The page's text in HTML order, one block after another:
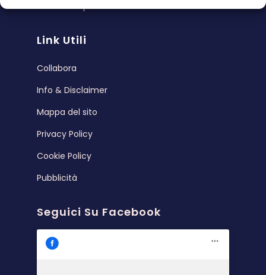
Link Utili
Collabora
Info & Disclaimer
Mappa del sito
Privacy Policy
Cookie Policy
Pubblicità
Seguici Su Facebook